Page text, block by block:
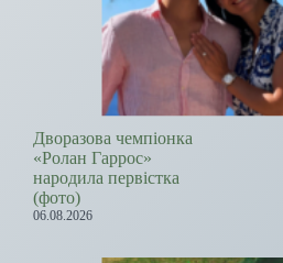
Дворазова чемпіонка
«Ролан Гаррос»
народила первістка
(фото)
06.08.2026